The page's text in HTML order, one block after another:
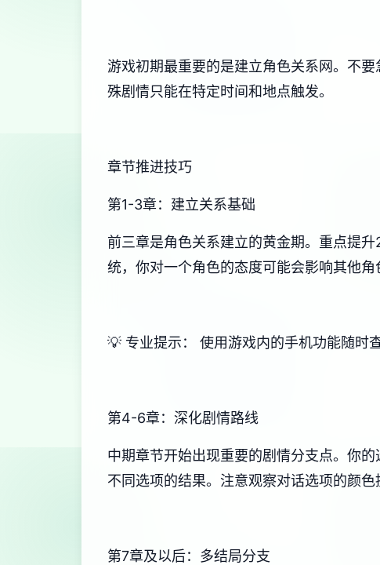
游戏初期最重要的是建立角色关系网。不
殊剧情只能在特定时间和地点触发。
章节推进技巧
第1-3章：建立关系基础
前三章是角色关系建立的黄金期。重点提
统，你对一个角色的态度可能会影响其他角
💡 专业提示： 使用游戏内的手机功能随时
第4-6章：深化剧情路线
中期章节开始出现重要的剧情分支点。你
不同选项的结果。注意观察对话选项的颜
第7章及以后：多结局分支